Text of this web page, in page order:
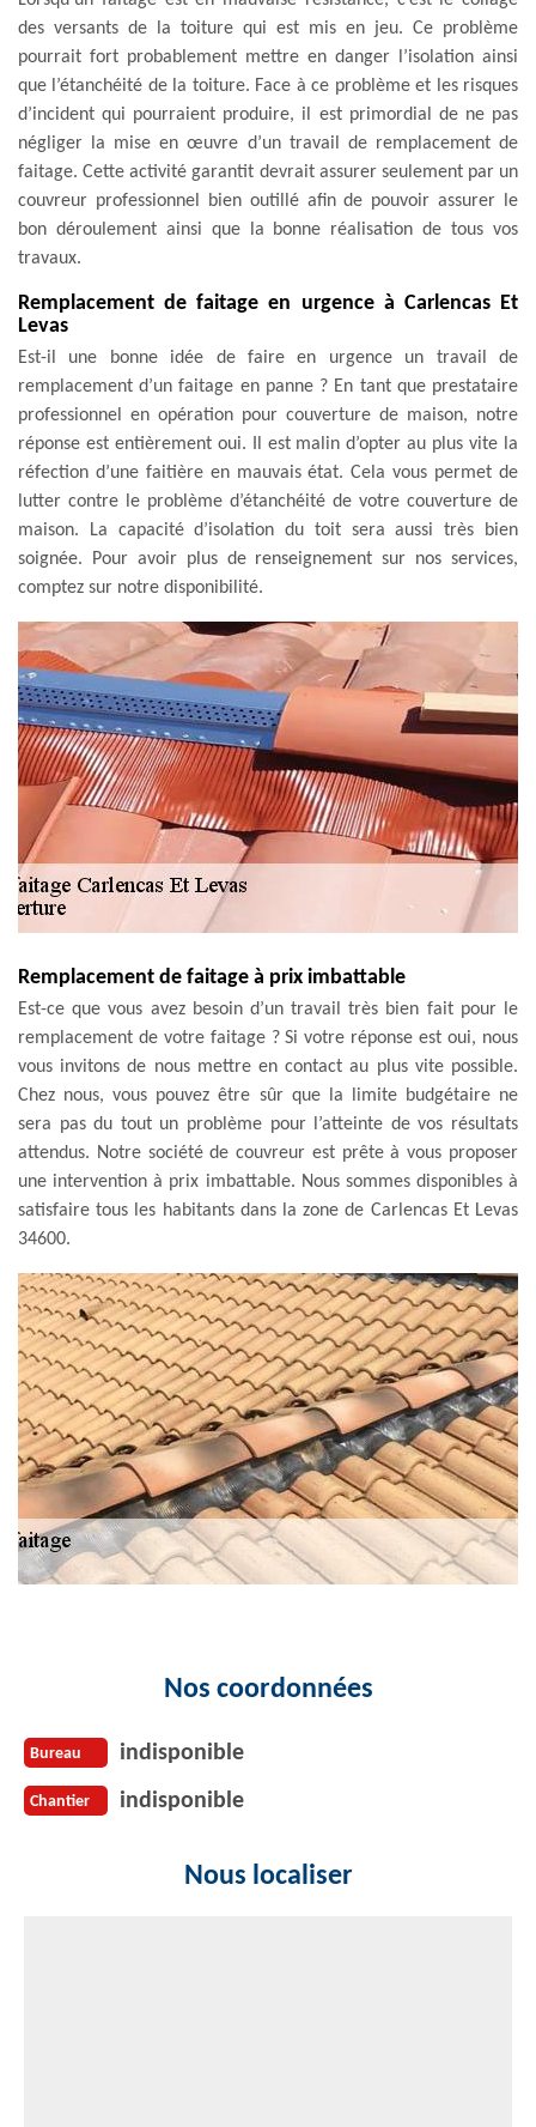
des versants de la toiture qui est mis en jeu. Ce problème
pourrait fort probablement mettre en danger l’isolation ainsi
que l’étanchéité de la toiture. Face à ce problème et les risques
d’incident qui pourraient produire, il est primordial de ne pas
négliger la mise en œuvre d’un travail de remplacement de
faitage. Cette activité garantit devrait assurer seulement par un
couvreur professionnel bien outillé afin de pouvoir assurer le
bon déroulement ainsi que la bonne réalisation de tous vos
travaux.
Remplacement de faitage en urgence à Carlencas Et
Levas
Est-il une bonne idée de faire en urgence un travail de
remplacement d’un faitage en panne ? En tant que prestataire
professionnel en opération pour couverture de maison, notre
réponse est entièrement oui. Il est malin d’opter au plus vite la
réfection d’une faitière en mauvais état. Cela vous permet de
lutter contre le problème d’étanchéité de votre couverture de
maison. La capacité d’isolation du toit sera aussi très bien
soignée. Pour avoir plus de renseignement sur nos services,
comptez sur notre disponibilité.
Remplacement de faitage à prix imbattable
Est-ce que vous avez besoin d’un travail très bien fait pour le
remplacement de votre faitage ? Si votre réponse est oui, nous
vous invitons de nous mettre en contact au plus vite possible.
Chez nous, vous pouvez être sûr que la limite budgétaire ne
sera pas du tout un problème pour l’atteinte de vos résultats
attendus. Notre société de couvreur est prête à vous proposer
une intervention à prix imbattable. Nous sommes disponibles à
satisfaire tous les habitants dans la zone de Carlencas Et Levas
34600.
Nos coordonnées
Bureau indisponible
Chantier indisponible
Nous localiser